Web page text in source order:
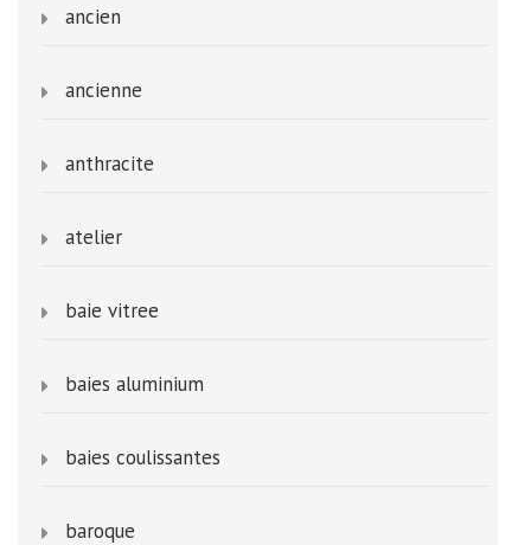
ancien
ancienne
anthracite
atelier
baie vitree
baies aluminium
baies coulissantes
baroque